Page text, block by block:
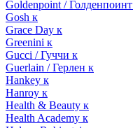
Goldenpoint /
Gosh к
Grace Day к
Greenini к
Gucci / Гуччи к
Guerlain / Герлен к
Hankey к
Hanroy к
Health & Beauty к
Health Academy к